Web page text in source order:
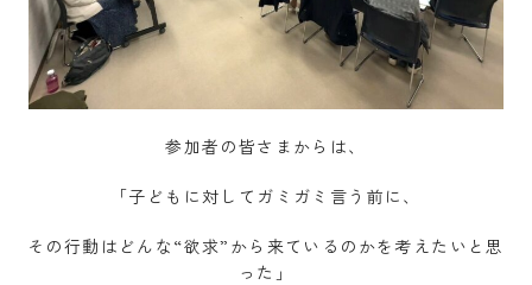
参加者の皆さまからは、
「子どもに対してガミガミ言う前に、
その行動はどんな“欲求”から来ているのかを考えたいと思
った」